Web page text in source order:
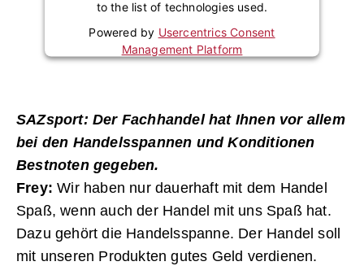
to the list of technologies used.
Powered by Usercentrics Consent
Management Platform
SAZsport: Der Fachhandel hat Ihnen vor allem
bei den Handelsspannen und Konditionen
Bestnoten gegeben.
Frey: Wir haben nur dauerhaft mit dem Handel
Spaß, wenn auch der Handel mit uns Spaß hat.
Dazu gehört die Handelsspanne. Der Handel soll
mit unseren Produkten gutes Geld verdienen.